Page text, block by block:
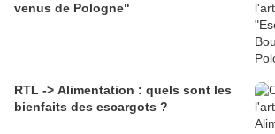
venus de Pologne"
RTL -> Alimentation : quels sont les
bienfaits des escargots ?